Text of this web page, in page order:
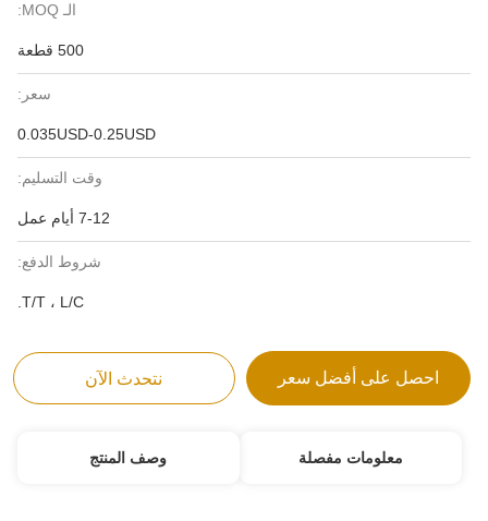
الـ MOQ:
500 قطعة
سعر:
0.035USD-0.25USD
وقت التسليم:
7-12 أيام عمل
شروط الدفع:
T/T ، L/C.
احصل على أفضل سعر نتحدث الآن
معلومات مفصلة وصف المنتج